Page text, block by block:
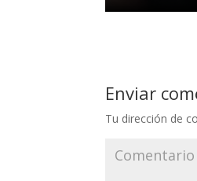
Enviar
Tu dirección de